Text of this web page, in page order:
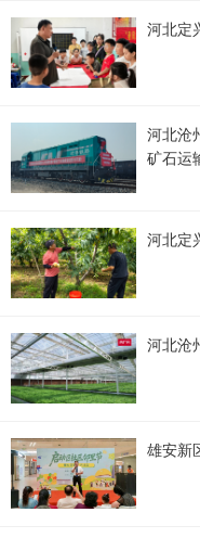
河北定
河北沧
矿石运
河北定
河北沧
雄安新